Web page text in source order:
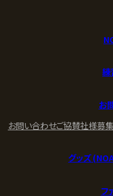
練
お
お問い合わせご協賛社様募集
グッズ
フ